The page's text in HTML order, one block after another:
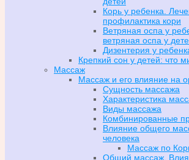
Корь у ребенка.
профилактика кори
Ветряная оспа у
ветряная оспа у
Дизентерия у
Крепкий сон у детей: что
Массаж
Массаж и его влияние на
Сущность массажа
Характеристика
Виды массажа
Комбинированные
Влияние общего
человека
Массаж по
Общий массаж.